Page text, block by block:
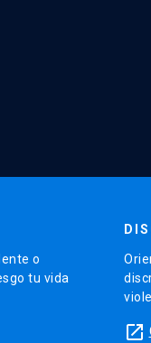
o
tu vida
launch